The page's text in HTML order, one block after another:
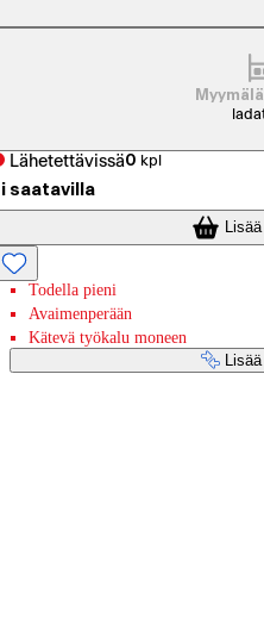
Lähetettävissä0 kpl
saatavilla
Todella pieni
Avaimenperään
Kätevä työkalu moneen